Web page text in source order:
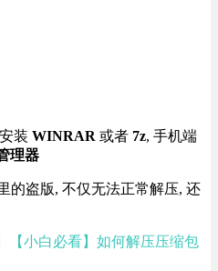
装 WINRAR 或者 7z, 手机端
理器
的盗版, 不仅无法正常解压, 还
【小白必看】如何解压压缩包